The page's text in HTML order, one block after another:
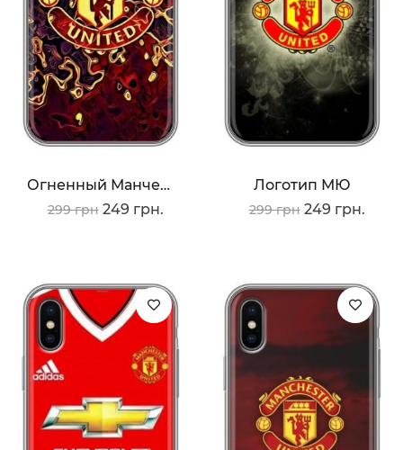
Огненный Манчестер
299 грн 249 грн.
Логотип МЮ
299 грн 249 грн.